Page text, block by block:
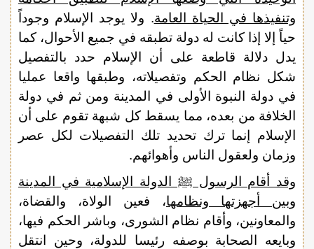
وتنفيذها في الحياة العامة. ولا يوجد الإسلام وجوداً
حياً إلا إذا كانت له دولة تطبقه في جميع الأحوال، كما
يدل دلالة قاطعة على أن الإسلام حدد بالتفصيل
شكل نظام الحكم وتفصيلاته، وطبقها واقعا عمليا
في دولة النبوة الأولى في المدينة ومن ثم في دولة
الخلافة من بعده، مما يسقط كل شبهة تقوم على أن
الإسلام إنما ترك تحديد تلك التفصيلات لكل عصر
وزمان ولعقول الناس وأهوائهم.
وقد أقام الرسول ﷺ الدولة الإسلامية في المدينة
وبين أجهزتها ونظامها، فعين الولاة، والقضاة،
والمعاونين، وأقام نظام الشورى، وباشر الحكم فيها،
وبايعه الصحابة بوصفه رئيسا للدولة، وحين انتقل